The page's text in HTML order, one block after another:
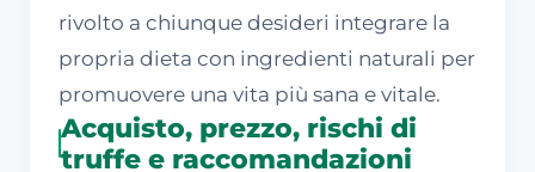
rivolto a chiunque desideri integrare la
propria dieta con ingredienti naturali per
promuovere una vita più sana e vitale.
Acquisto, prezzo, rischi di
truffe e raccomandazioni